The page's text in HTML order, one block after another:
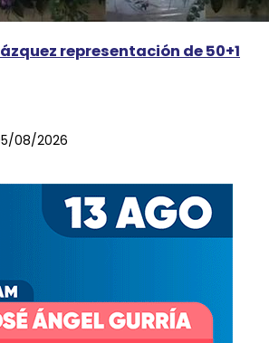
representación de 50+1
08/2026